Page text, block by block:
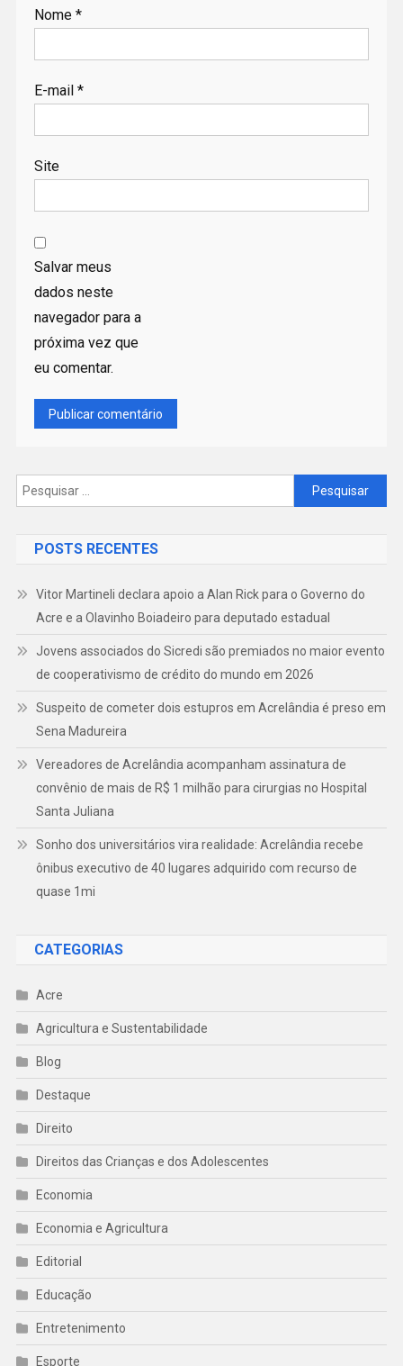
Nome *
E-mail *
Site
Salvar meus
dados neste
navegador para a
próxima vez que
eu comentar.
Pesquisar
por:
POSTS RECENTES
Vitor Martineli declara apoio a Alan Rick para o Governo do
Acre e a Olavinho Boiadeiro para deputado estadual
Jovens associados do Sicredi são premiados no maior evento
de cooperativismo de crédito do mundo em 2026
Suspeito de cometer dois estupros em Acrelândia é preso em
Sena Madureira
Vereadores de Acrelândia acompanham assinatura de
convênio de mais de R$ 1 milhão para cirurgias no Hospital
Santa Juliana
Sonho dos universitários vira realidade: Acrelândia recebe
ônibus executivo de 40 lugares adquirido com recurso de
quase 1mi
CATEGORIAS
Acre
Agricultura e Sustentabilidade
Blog
Destaque
Direito
Direitos das Crianças e dos Adolescentes
Economia
Economia e Agricultura
Editorial
Educação
Entretenimento
Esporte